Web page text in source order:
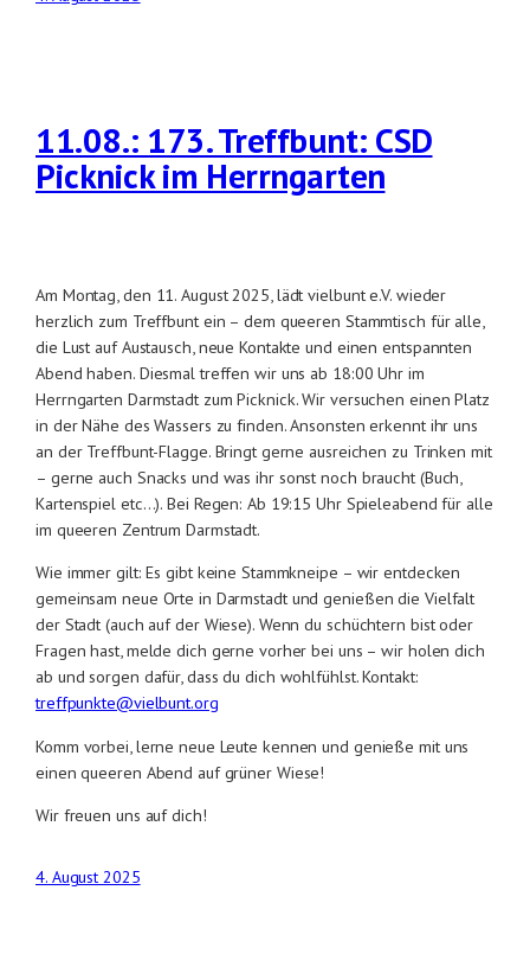
11.08.: 173. Treffbunt: CSD
Picknick im Herrngarten
Am Montag, den 11. August 2025, lädt vielbunt e.V. wieder
herzlich zum Treffbunt ein – dem queeren Stammtisch für alle,
die Lust auf Austausch, neue Kontakte und einen entspannten
Abend haben. Diesmal treffen wir uns ab 18:00 Uhr im
Herrngarten Darmstadt zum Picknick. Wir versuchen einen Platz
in der Nähe des Wassers zu finden. Ansonsten erkennt ihr uns
an der Treffbunt-Flagge. Bringt gerne ausreichen zu Trinken mit
– gerne auch Snacks und was ihr sonst noch braucht (Buch,
Kartenspiel etc…). Bei Regen: Ab 19:15 Uhr Spieleabend für alle
im queeren Zentrum Darmstadt.
Wie immer gilt: Es gibt keine Stammkneipe – wir entdecken
gemeinsam neue Orte in Darmstadt und genießen die Vielfalt
der Stadt (auch auf der Wiese). Wenn du schüchtern bist oder
Fragen hast, melde dich gerne vorher bei uns – wir holen dich
ab und sorgen dafür, dass du dich wohlfühlst. Kontakt:
treffpunkte@vielbunt.org
Komm vorbei, lerne neue Leute kennen und genieße mit uns
einen queeren Abend auf grüner Wiese!
Wir freuen uns auf dich!
4. August 2025